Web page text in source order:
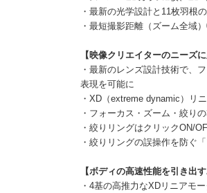
・最新の光学設計と11枚羽根
・最短撮影距離（ズーム全域
【映像クリエイターのニーズ
・最新のレンズ設計技術で、
表現を可能に
・XD（extreme dynamic）リ
・フォーカス・ズーム・絞り
・絞りリングはクリックON/
・絞りリングの誤操作を防ぐ
【ボディの高速性能を引き出す
・4基の高推力なXDリニアモ